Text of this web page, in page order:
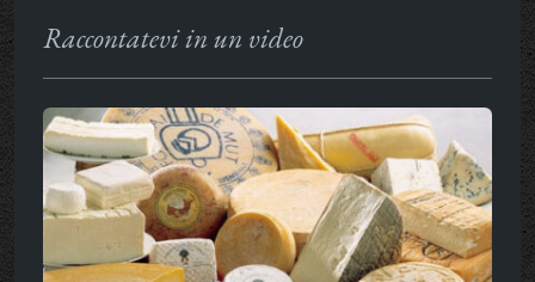
Raccontatevi in un video